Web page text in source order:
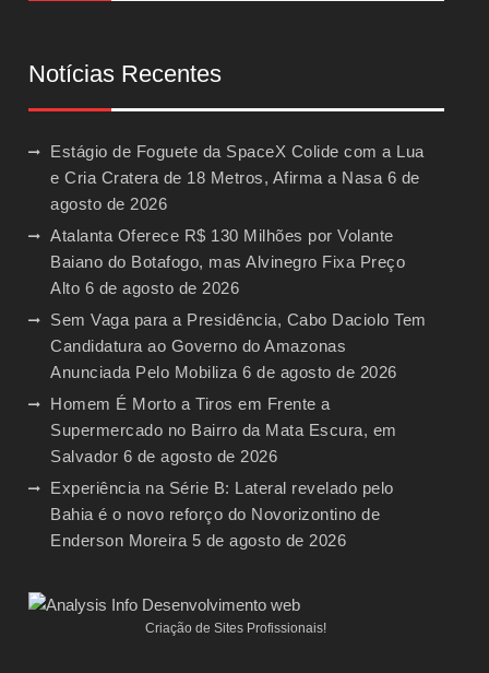
Notícias Recentes
Estágio de Foguete da SpaceX Colide com a Lua
e Cria Cratera de 18 Metros, Afirma a Nasa 6 de
agosto de 2026
Atalanta Oferece R$ 130 Milhões por Volante
Baiano do Botafogo, mas Alvinegro Fixa Preço
Alto 6 de agosto de 2026
Sem Vaga para a Presidência, Cabo Daciolo Tem
Candidatura ao Governo do Amazonas
Anunciada Pelo Mobiliza 6 de agosto de 2026
Homem É Morto a Tiros em Frente a
Supermercado no Bairro da Mata Escura, em
Salvador 6 de agosto de 2026
Experiência na Série B: Lateral revelado pelo
Bahia é o novo reforço do Novorizontino de
Enderson Moreira 5 de agosto de 2026
Criação de Sites Profissionais!